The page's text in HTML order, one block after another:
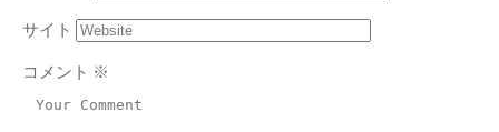
サイト
コメント ※